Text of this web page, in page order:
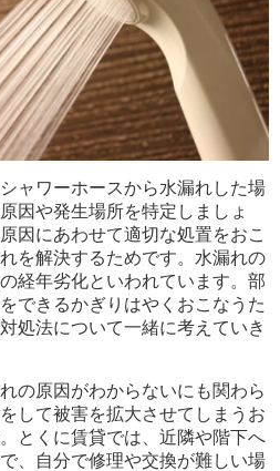
ャワーホースから水漏れした場
因や発生場所を特定しましょ
因にあわせて適切な処置をおこ
を解決するためです。水漏れの
経年劣化といわれています。部
できるかぎりはやくおこなうた
処法について一緒に考えていき
の原因がわからないにも関わら
して被害を拡大させてしまうお
とくに賃貸では、近隣や階下へ
、自分で修理や交換が難しい場